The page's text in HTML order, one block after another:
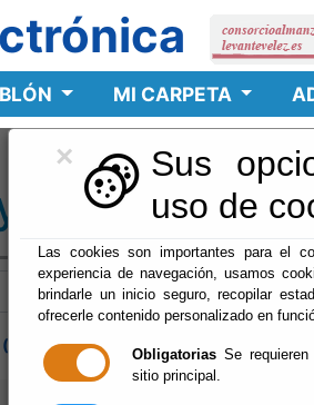
×
Sus
uso de
Las cookies son importantes para el
experiencia de navegación, usamos
brindarle un inicio seguro, recopilar
ofrecerle contenido personalizado en
Obligatorias Se
sitio principal.
MI CARPETA
trámites
(Modelo Solicitud) (Inicio